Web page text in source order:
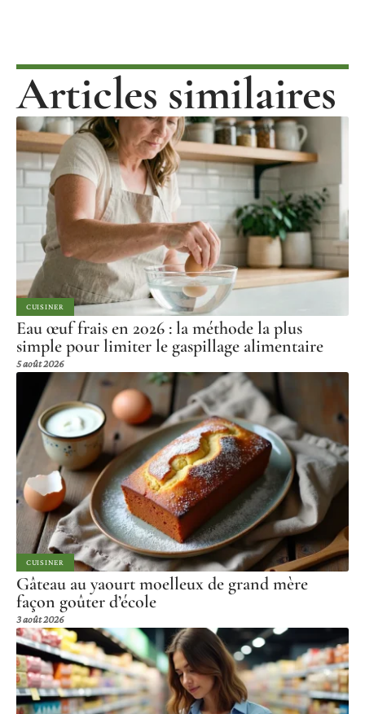
Articles similaires
CUISINER
Eau œuf frais en 2026 : la méthode la plus
simple pour limiter le gaspillage alimentaire
5 août 2026
CUISINER
Gâteau au yaourt moelleux de grand mère
façon goûter d’école
3 août 2026